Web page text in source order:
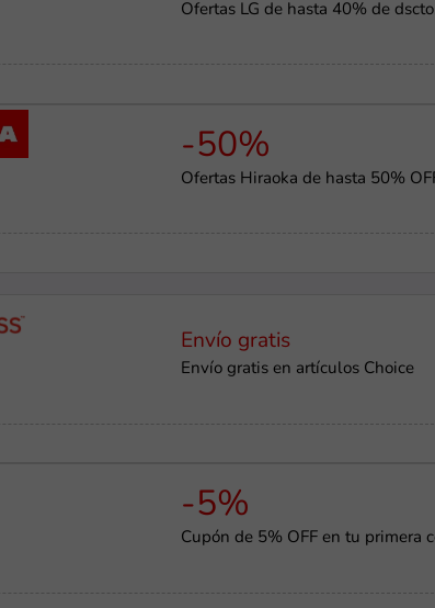
Ofertas LG de hasta 40% de
-50%
Ofertas Hiraoka de hasta 50%
Envío gratis
Envío gratis en artículos Choice
-5%
Cupón de 5% OFF en tu primera